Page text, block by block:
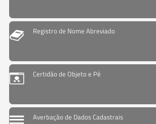
Registro de Nome Abreviado
Certidão de Objeto e Pé
Averbação de Dados Cadastrais